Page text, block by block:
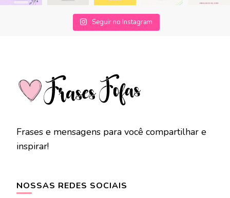
Seguir no Instagram
Frases e mensagens para você compartilhar e
inspirar!
NOSSAS REDES SOCIAIS